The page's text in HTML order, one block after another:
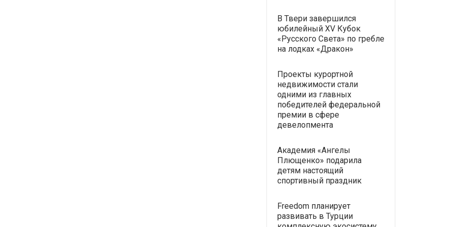
В Твери завершился
юбилейный XV Кубок
«Русского Света» по гребле
на лодках «Дракон»
Проекты курортной
недвижимости стали
одними из главных
победителей федеральной
премии в сфере
девелопмента
Академия «Ангелы
Плющенко» подарила
детям настоящий
спортивный праздник
Freedom планирует
развивать в Турции